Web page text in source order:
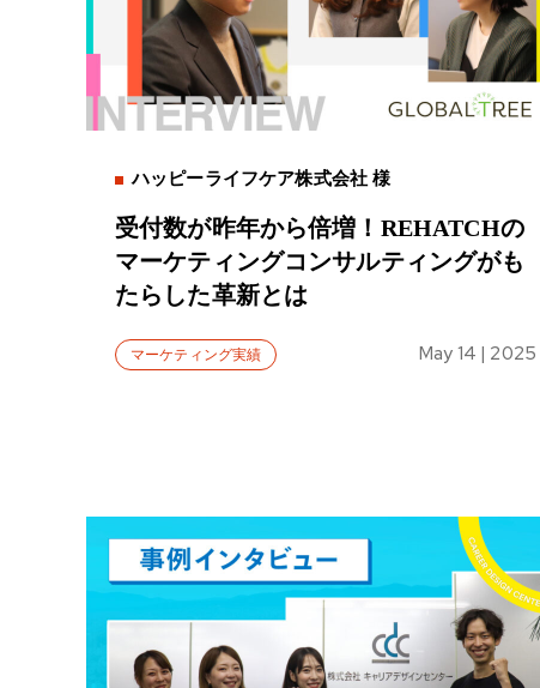
ハッピーライフケア株式会社 様
受付数が昨年から倍増！REHATCHの
マーケティングコンサルティングがも
たらした革新とは
マーケティング実績 May 14 | 2025